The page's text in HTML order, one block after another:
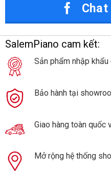
SalemPiano cam kết:
Sản phẩm nhập khẩu
Bảo hành tại
Giao hàng toàn quốc
Mở rộng hệ thống